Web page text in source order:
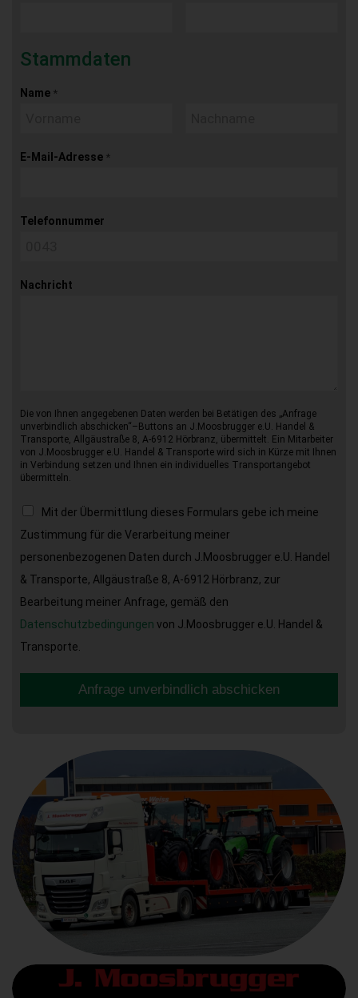
Stammdaten
Name *
E-Mail-Adresse *
Telefonnummer
Nachricht
Die von Ihnen angegebenen Daten werden bei Betätigen des „Anfrage
unverbindlich abschicken“–Buttons an J.Moosbrugger e.U. Handel &
Transporte, Allgäustraße 8, A-6912 Hörbranz, übermittelt. Ein Mitarbeiter
von J.Moosbrugger e.U. Handel & Transporte wird sich in Kürze mit Ihnen
in Verbindung setzen und Ihnen ein individuelles Transportangebot
übermitteln.
Mit der Übermittlung dieses Formulars gebe ich meine
Zustimmung für die Verarbeitung meiner
personenbezogenen Daten durch J.Moosbrugger e.U. Handel
& Transporte, Allgäustraße 8, A-6912 Hörbranz, zur
Bearbeitung meiner Anfrage, gemäß den
Datenschutzbedingungen von J.Moosbrugger e.U. Handel &
Transporte.
Anfrage unverbindlich abschicken